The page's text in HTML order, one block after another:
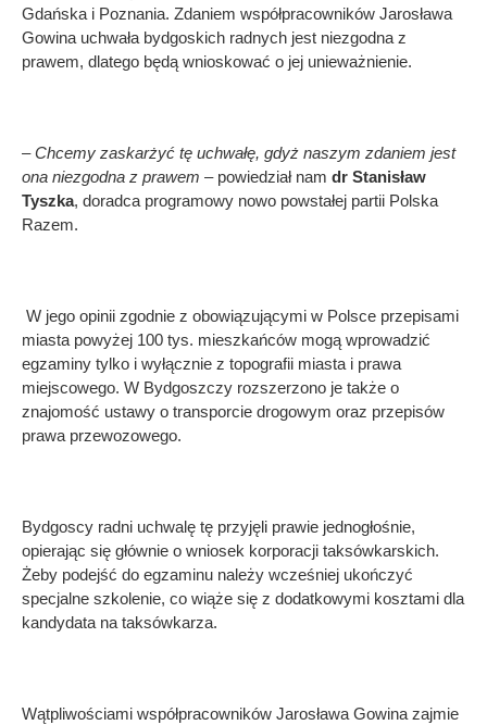
Gdańska i Poznania. Zdaniem współpracowników Jarosława
Gowina uchwała bydgoskich radnych jest niezgodna z
prawem, dlatego będą wnioskować o jej unieważnienie.
– Chcemy zaskarżyć tę uchwałę, gdyż naszym zdaniem jest
ona niezgodna z prawem – powiedział nam dr Stanisław
Tyszka, doradca programowy nowo powstałej partii Polska
Razem.
W jego opinii zgodnie z obowiązującymi w Polsce przepisami
miasta powyżej 100 tys. mieszkańców mogą wprowadzić
egzaminy tylko i wyłącznie z topografii miasta i prawa
miejscowego. W Bydgoszczy rozszerzono je także o
znajomość ustawy o transporcie drogowym oraz przepisów
prawa przewozowego.
Bydgoscy radni uchwalę tę przyjęli prawie jednogłośnie,
opierając się głównie o wniosek korporacji taksówkarskich.
Żeby podejść do egzaminu należy wcześniej ukończyć
specjalne szkolenie, co wiąże się z dodatkowymi kosztami dla
kandydata na taksówkarza.
Wątpliwościami współpracowników Jarosława Gowina zajmie